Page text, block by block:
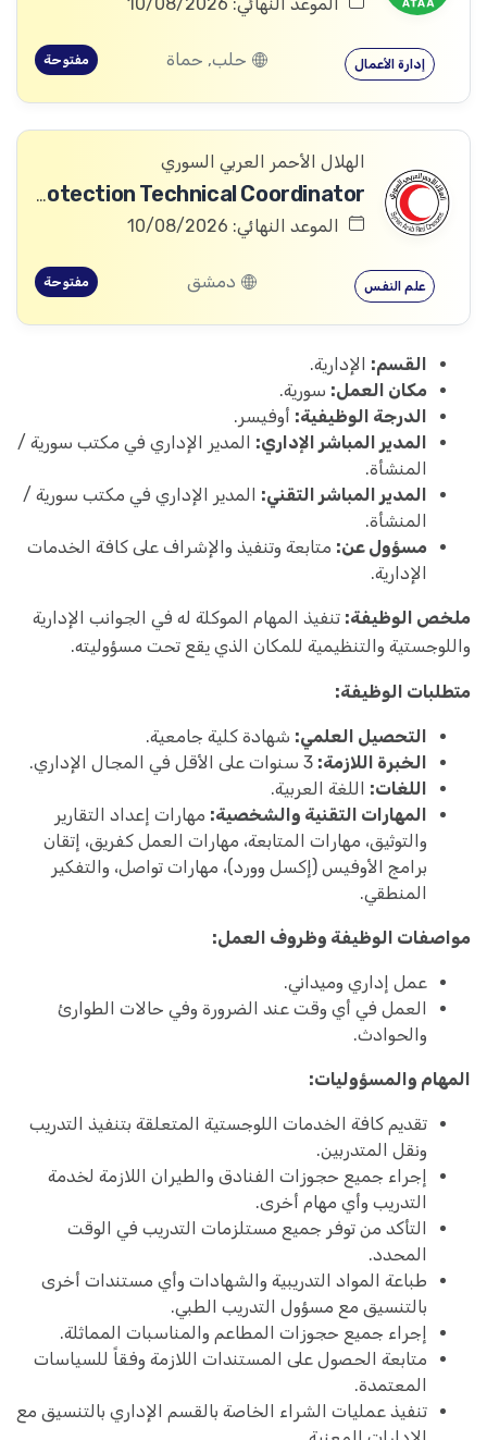
إدارة الأعمال حلب, حماة مفتوحة
الهلال الأحمر العربي السوري
Community Services and Protection Technical Coordinator
الموعد النهائي: 10/08/2026
علم النفس دمشق مفتوحة
القسم: الإدارية.
مكان العمل: سورية.
الدرجة الوظيفية: أوفيسر.
المدير المباشر الإداري: المدير الإداري في مكتب سورية /
المنشأة.
المدير المباشر التقني: المدير الإداري في مكتب سورية /
المنشأة.
مسؤول عن: متابعة وتنفيذ والإشراف على كافة الخدمات
الإدارية.
ملخص الوظيفة: تنفيذ المهام الموكلة له في الجوانب الإدارية
واللوجستية والتنظيمية للمكان الذي يقع تحت مسؤوليته.
متطلبات الوظيفة:
التحصيل العلمي: شهادة كلية جامعية.
الخبرة اللازمة:
اللغات: اللغة العربية.
المهارات التقنية والشخصية: مهارات إعداد التقارير
والتوثيق، مهارات المتابعة، مهارات العمل كفريق، إتقان
برامج الأوفيس (إكسل وورد)، مهارات تواصل، والتفكير
المنطقي.
مواصفات الوظيفة وظروف العمل:
عمل إداري وميداني.
العمل في أي وقت عند الضرورة وفي حالات الطوارئ
والحوادث.
المهام والمسؤوليات:
تقديم كافة الخدمات اللوجستية المتعلقة بتنفيذ التدريب
ونقل المتدربين.
إجراء جميع حجوزات الفنادق والطيران اللازمة لخدمة
التدريب وأي مهام أخرى.
التأكد من توفر جميع مستلزمات التدريب في الوقت
المحدد.
طباعة المواد التدريبية والشهادات وأي مستندات أخرى
بالتنسيق مع مسؤول التدريب الطبي.
إجراء جميع حجوزات المطاعم والمناسبات المماثلة.
متابعة الحصول على المستندات اللازمة وفقاً للسياسات
المعتمدة.
تنفيذ عمليات الشراء الخاصة بالقسم الإداري بالتنسيق مع